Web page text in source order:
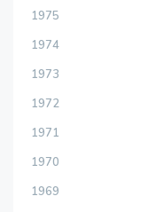
1975
1974
1973
1972
1971
1970
1969